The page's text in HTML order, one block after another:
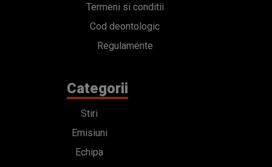
Termeni si conditii
Cod deontologic
Regulamente
Categorii
Stiri
Emisiuni
Echipa